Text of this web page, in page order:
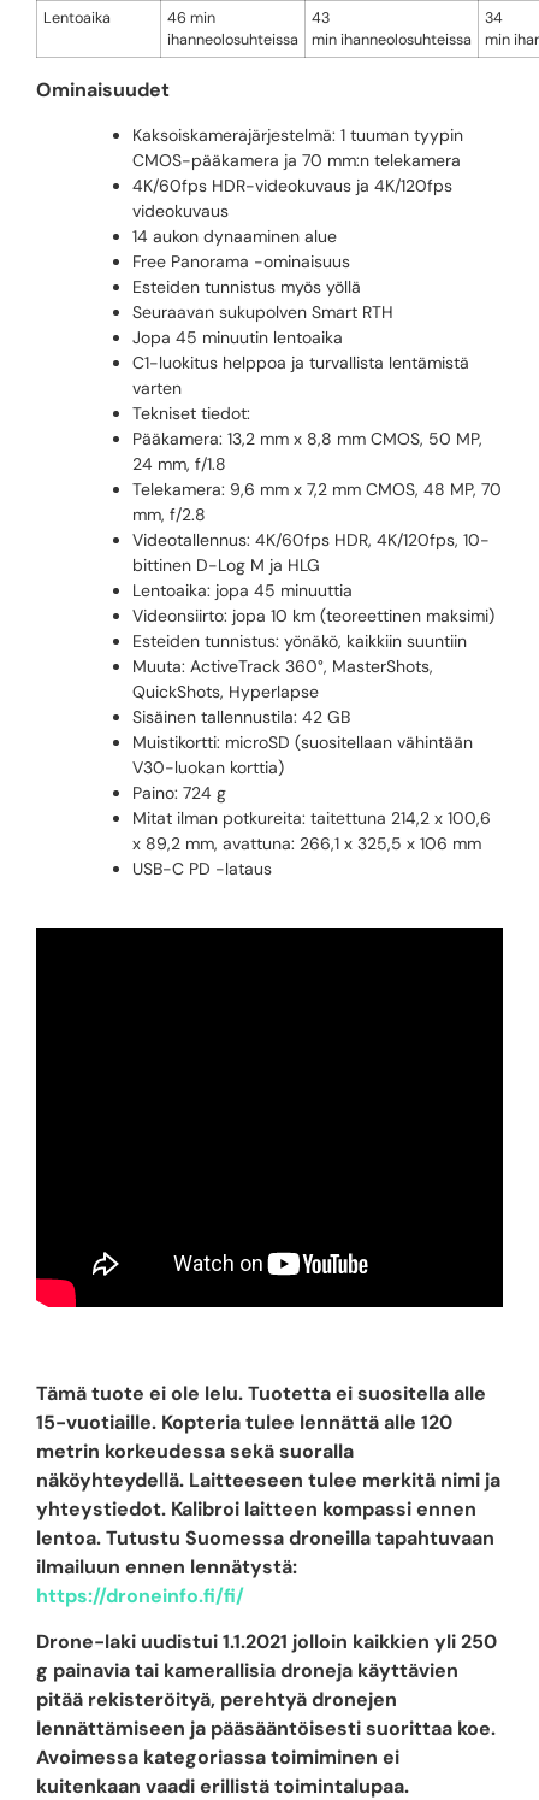
Lentoaika
46 min
ihanneolosuhteissa
43
min ihanneolosuhteissa
34
min
Ominaisuudet
Kaksoiskamerajärjestelmä: 1 tuuman tyypin
CMOS-pääkamera ja 70 mm:n telekamera
4K/60fps HDR-videokuvaus ja 4K/120fps
videokuvaus
14 aukon dynaaminen alue
Free Panorama -ominaisuus
Esteiden tunnistus myös yöllä
Seuraavan sukupolven Smart RTH
Jopa 45 minuutin lentoaika
C1-luokitus helppoa ja turvallista lentämistä
varten
Tekniset tiedot:
Pääkamera: 13,2 mm x 8,8 mm CMOS, 50 MP,
24 mm, f/1.8
Telekamera: 9,6 mm x 7,2 mm CMOS, 48 MP, 70
mm, f/2.8
Videotallennus: 4K/60fps HDR, 4K/120fps, 10-
bittinen D-Log M ja HLG
Lentoaika: jopa 45 minuuttia
Videonsiirto: jopa 10 km (teoreettinen maksimi)
Esteiden tunnistus: yönäkö, kaikkiin suuntiin
Muuta: ActiveTrack 360°, MasterShots,
QuickShots, Hyperlapse
Sisäinen tallennustila: 42 GB
Muistikortti: microSD (suositellaan vähintään
V30-luokan korttia)
Paino: 724 g
Mitat ilman potkureita: taitettuna 214,2 x 100,6
x 89,2 mm, avattuna: 266,1 x 325,5 x 106 mm
USB-C PD -lataus
Tämä tuote ei ole lelu. Tuotetta ei suositella alle
15-vuotiaille. Kopteria tulee lennättä alle 120
metrin korkeudessa sekä suoralla
näköyhteydellä. Laitteeseen tulee merkitä nimi ja
yhteystiedot. Kalibroi laitteen kompassi ennen
lentoa. Tutustu Suomessa droneilla tapahtuvaan
ilmailuun ennen lennätystä:
https://droneinfo.fi/fi/
Drone-laki uudistui 1.1.2021 jolloin kaikkien yli 250
g painavia tai kamerallisia droneja käyttävien
pitää rekisteröityä, perehtyä dronejen
lennättämiseen ja pääsääntöisesti suorittaa koe.
Avoimessa kategoriassa toimiminen ei
kuitenkaan vaadi erillistä toimintalupaa.